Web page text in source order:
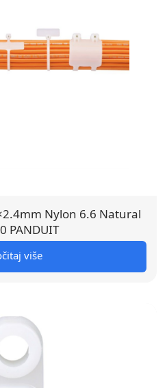
Nylon 6.6 Natural
PANDUIT
više